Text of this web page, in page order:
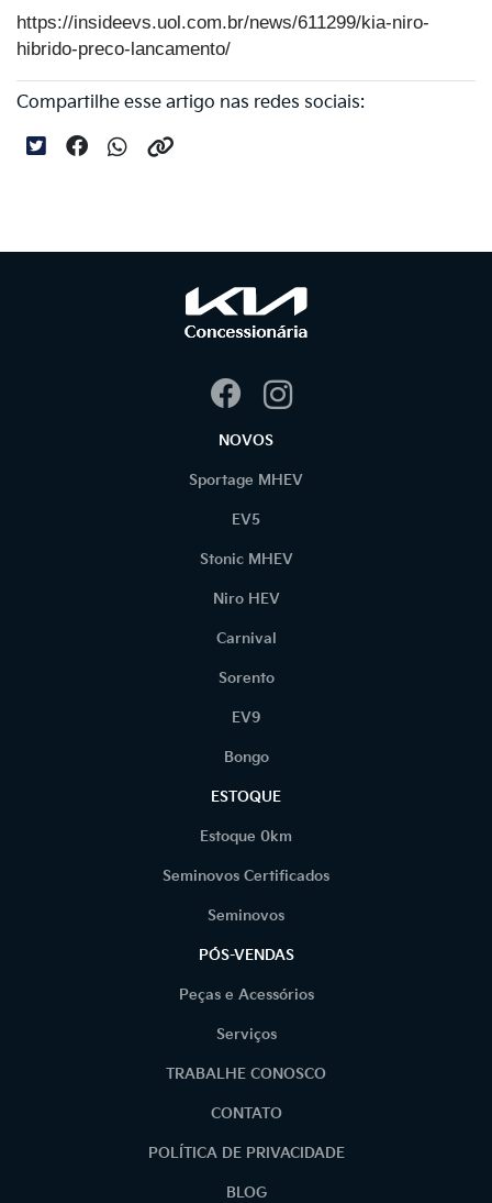
https://insideevs.uol.com.br/news/611299/kia-niro-
hibrido-preco-lancamento/
Compartilhe esse artigo nas redes sociais:
NOVOS
Sportage MHEV
EV5
Stonic MHEV
Niro HEV
Carnival
Sorento
EV9
Bongo
ESTOQUE
Estoque 0km
Seminovos Certificados
Seminovos
PÓS-VENDAS
Peças e Acessórios
Serviços
TRABALHE CONOSCO
CONTATO
POLÍTICA DE PRIVACIDADE
BLOG